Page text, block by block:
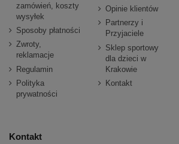
zamówień, koszty
wysyłek
Sposoby płatności
Zwroty,
reklamacje
Regulamin
Polityka
prywatności
Opinie klientów
Partnerzy i
Przyjaciele
Sklep sportowy
dla dzieci w
Krakowie
Kontakt
Kontakt